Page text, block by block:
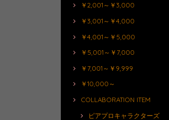
￥2,001～￥3,000
￥3,001～￥4,000
￥4,001～￥5,000
￥5,001～￥7,000
￥7,001～￥9,999
￥10,000～
COLLABORATION ITEM
ピアプロキャラクターズ